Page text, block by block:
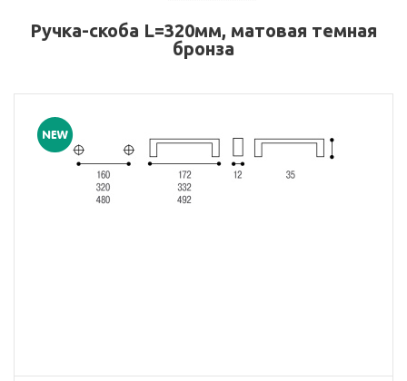
Ручка-скоба L=320мм, матовая темная
бронза